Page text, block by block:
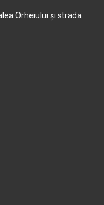
Orheiului și strada